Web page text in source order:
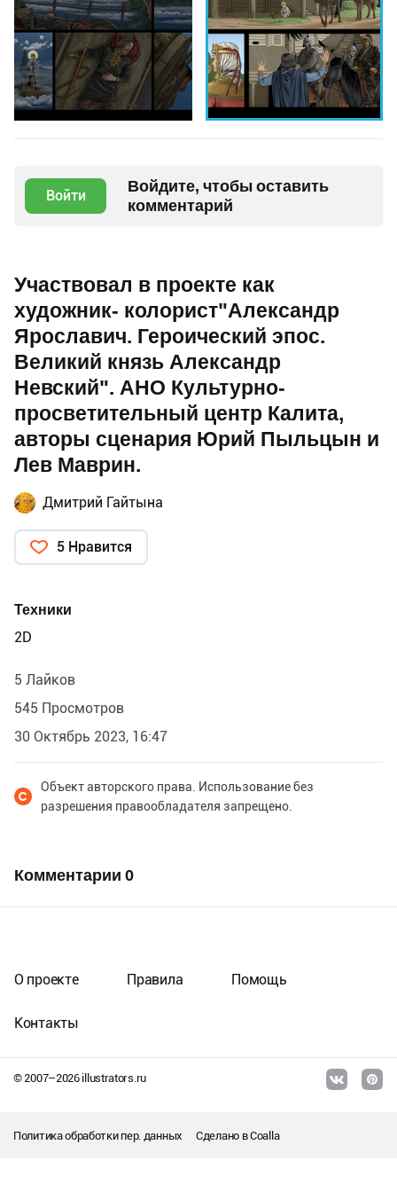
Войти
Войдите, чтобы оставить
комментарий
Участвовал в проекте как
художник- колорист"Александр
Ярославич. Героический эпос.
Великий князь Александр
Невский". АНО Культурно-
просветительный центр Калита,
авторы сценария Юрий Пыльцын и
Лев Маврин.
Дмитрий Гайтына
5 Нравится
Техники
2D
5 Лайков
545 Просмотров
30 Октябрь 2023, 16:47
Объект авторского права. Использование без
разрешения правообладателя запрещено.
Комментарии 0
© 2007–2026illustrators.ru
О проекте Правила Помощь
Контакты
Политика обработки пер. данных Сделано вCoalla